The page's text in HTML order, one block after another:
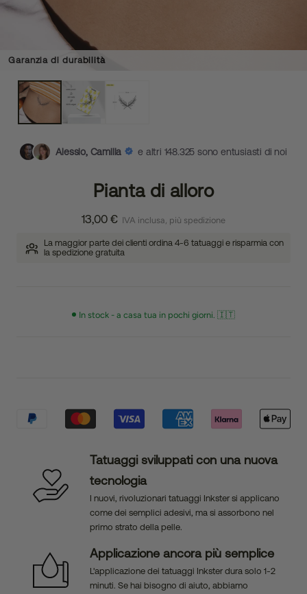
Garanzia di durabilità
Alessio, Camilla e altri 148.325 sono entusiasti di noi
Pianta di alloro
13,00 € IVA inclusa, più spedizione
La maggior parte dei clienti ordina 4-6 tatuaggi e risparmia con
la spedizione gratuita
In stock - a casa tua in pochi giorni. 🇮🇹
Tatuaggi sviluppati con una nuova
tecnologia
I nuovi, rivoluzionari tatuaggi Inkster si applicano
come dei semplici adesivi, ma si assorbono nel
primo strato della pelle.
Applicazione ancora più semplice
L'applicazione dei tatuaggi Inkster dura solo 1-2
minuti. Se hai bisogno di aiuto, abbiamo